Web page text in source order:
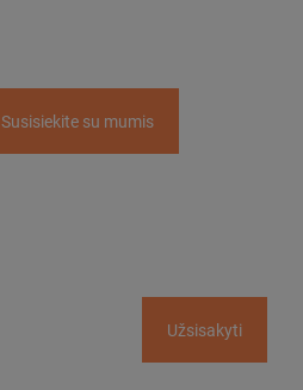
Susisiekite su mumis
Užsisakyti